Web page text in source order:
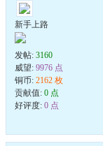
新手上路
发帖: 3160
威望: 9976 点
铜币: 2162 枚
贡献值: 0 点
好评度: 0 点